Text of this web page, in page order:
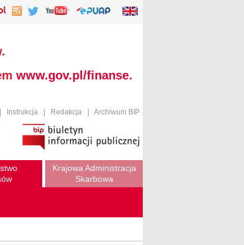
www.gov.pl/finanse.
Instrukcja Redakcja Archiwum BIP
Krajowa Administracja
Skarbowa